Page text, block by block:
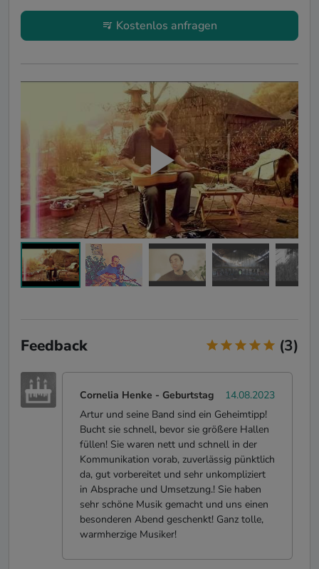
Kostenlos anfragen
Feedback (3)
Cornelia Henke - Geburtstag
14.08.2023
Artur und seine Band sind ein Geheimtipp!
Bucht sie schnell, bevor sie größere Hallen
füllen! Sie waren nett und schnell in der
Kommunikation vorab, zuverlässig pünktlich
da, gut vorbereitet und sehr unkompliziert
in Absprache und Umsetzung.! Sie haben
sehr schöne Musik gemacht und uns einen
besonderen Abend geschenkt! Ganz tolle,
warmherzige Musiker!